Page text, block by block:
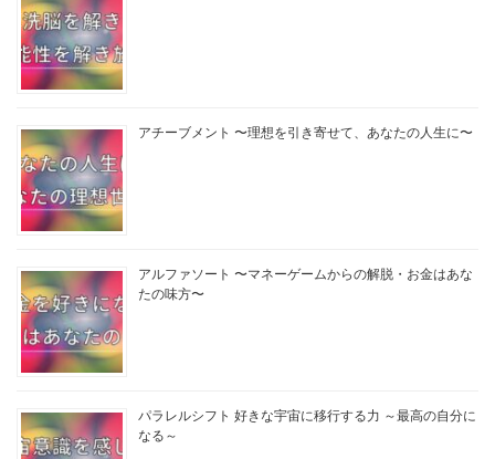
アチーブメント 〜理想を引き寄せて、あなたの人生に〜
アルファソート 〜マネーゲームからの解脱・お金はあな
たの味方〜
パラレルシフト 好きな宇宙に移行する力 ～最高の自分に
なる～